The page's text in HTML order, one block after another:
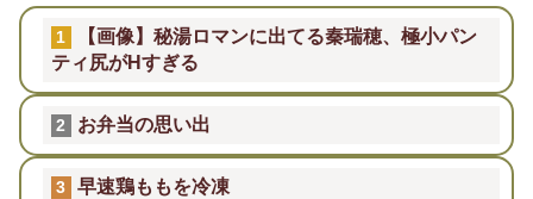
1
【画像】秘湯ロマンに出てる秦瑞穂、極小パン
ティ尻がHすぎる
2 お弁当の思い出
3 早速鶏ももを冷凍